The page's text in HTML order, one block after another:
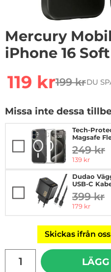
Mercury
iPhone 16
rea pris
119 krtidigare
199 krDU
Missa inte dessa
Tech-
Magsafe
249 kr
rea pris
139 kr
Dudao
USB-C
399 kr
rea pris
179 kr
Skickas ifrån